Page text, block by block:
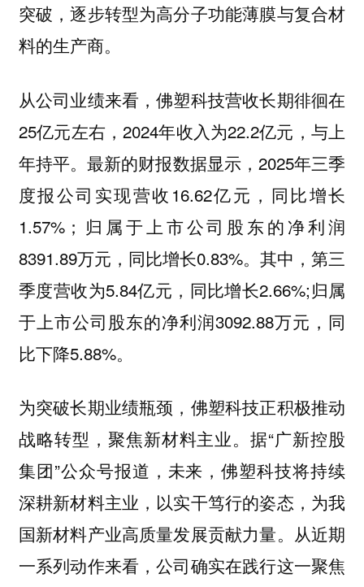
突破，逐步转型为高分子功能薄膜与复合材
料的生产商。
从公司业绩来看，佛塑科技营收长期徘徊在
25亿元左右，2024年收入为22.2亿元，与上
年持平。最新的财报数据显示，2025年三季
度报公司实现营收16.62亿元，同比增长
1.57%；归属于上市公司股东的净利润
8391.89万元，同比增长0.83%。其中，第三
季度营收为5.84亿元，同比增长2.66%;归属
于上市公司股东的净利润3092.88万元，同
比下降5.88%。
为突破长期业绩瓶颈，佛塑科技正积极推动
战略转型，聚焦新材料主业。据“广新控股
集团”公众号报道，未来，佛塑科技将持续
深耕新材料主业，以实干笃行的姿态，为我
国新材料产业高质量发展贡献力量。从近期
一系列动作来看，公司确实在践行这一聚焦